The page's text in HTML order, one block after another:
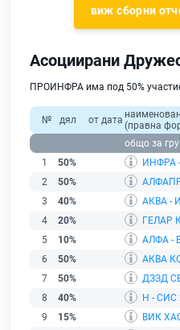
виж сборни
Асоциирани
ПРОИНФРА има под 50%
№ дял от дата (правна
общо за
1
50% ИНФРА
2
50%
3
40% АКВА -
4
20% ГЕЛАР
5
10% АЛФА -
6
50% АКВА
7
50% ДЗЗД
8
40% Н - СИС
9
15% ВИК